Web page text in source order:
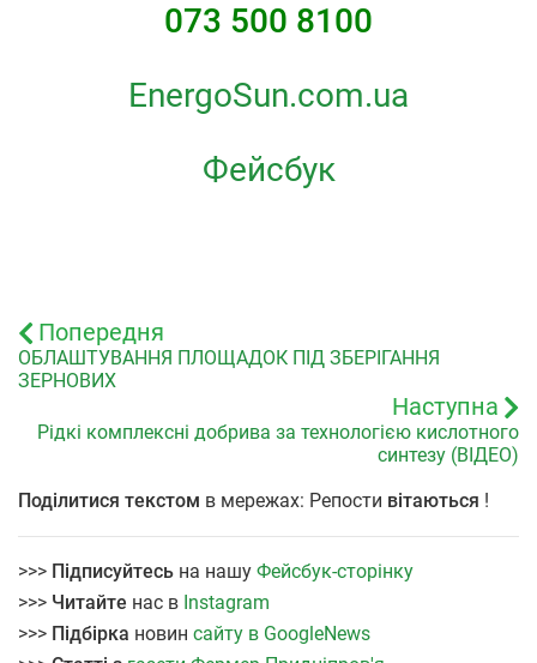
073 500 8100
EnergoSun.com.ua
Фейсбук
Попередня
ОБЛАШТУВАННЯ ПЛОЩАДОК ПІД ЗБЕРІГАННЯ
ЗЕРНОВИХ
Наступна
Рідкі комплексні добрива за технологією кислотного
синтезу (ВІДЕО)
Поділитися текстом в мережах: Репости вітаються !
>>> Підписуйтесь на нашу Фейсбук-сторінку
>>> Читайте нас в Instagram
>>> Підбірка новин сайту в GoogleNews